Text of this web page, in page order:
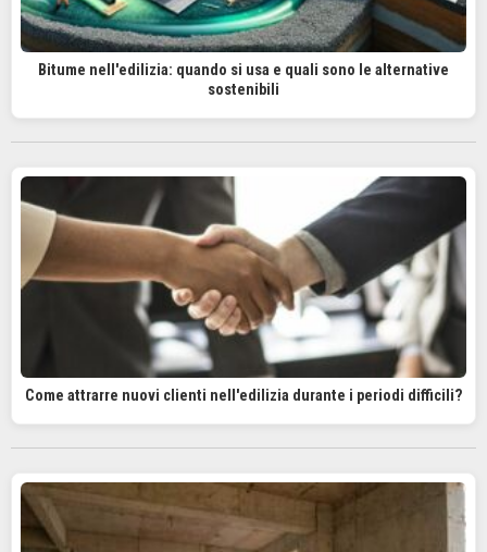
Bitume nell'edilizia: quando si usa e quali sono le alternative
sostenibili
Come attrarre nuovi clienti nell'edilizia durante i periodi difficili?